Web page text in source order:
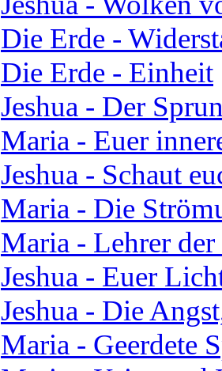
Die Erde -
Die Erde - Einheit
Jeshua - Der
Maria - Euer
Jeshua - Schaut
Maria - Die
Maria - Lehrer
Jeshua - Euer
Jeshua - Die
Maria - Geerdete